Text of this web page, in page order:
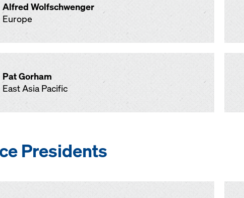
Alfred Wolfschwenger
Europe
Pat Gorham
East Asia Pacific
Presidents